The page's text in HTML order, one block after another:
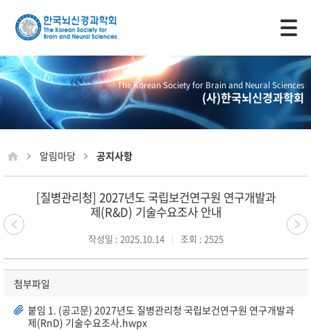
The Korean Society for Brain and Neural Sciences
(사)한국뇌신경과학회
알림마당 공지사항
[질병관리청] 2027년도 국립보건연구원 연구개발과
제(R&D) 기술수요조사 안내
작성일 : 2025.10.14 조회 : 2525
첨부파일
붙임 1. (공고문) 2027년도 질병관리청 국립보건연구원 연구개발과
제(RnD) 기술수요조사.hwpx